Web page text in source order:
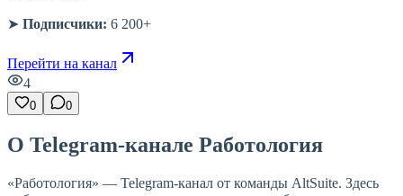
➤ Подписчики: 6 200+
Перейти на канал
4
0 0
О Telegram-канале Работология
«Работология» — Telegram-канал от команды AltSuite. Здесь